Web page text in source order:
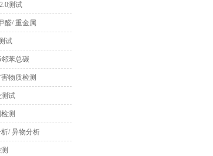
测试
醛/ 重金属
试
邻苯总碳
物质检测
试
测
/ 异物分析